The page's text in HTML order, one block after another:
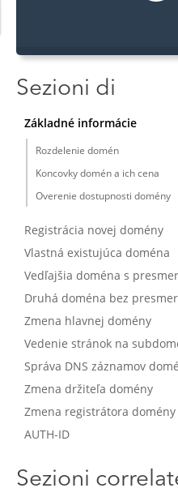
Sezioni di
Základné informácie
Rozdelenie domén
Koncovky domén a ich cena
Overenie dostupnosti domény
Registrácia novej domény
Vlastná existujúca doména
Vedľajšia doména s
Druhá doména bez
Zmena hlavnej domény
Vedenie stránok na
Správa DNS záznamov
Zmena držiteľa domény
Zmena registrátora domény
AUTH-ID
Sezioni